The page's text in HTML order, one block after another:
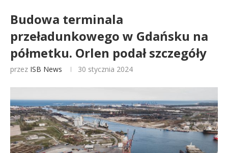
Budowa terminala
przeładunkowego w Gdańsku na
półmetku. Orlen podał szczegóły
przez ISB News 30 stycznia 2024